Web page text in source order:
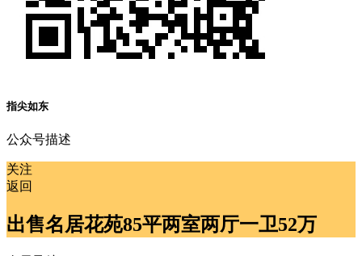
指尖如东
公众号描述
关注
返回
出售名居花苑85平两室两厅一卫52万